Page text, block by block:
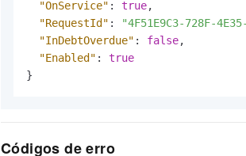
"OnService" : true,
"RequestId" : "4F51E9C3-728F-
"InDebtOverdue" : false,
"Enabled" :
true
}
Códigos de erro